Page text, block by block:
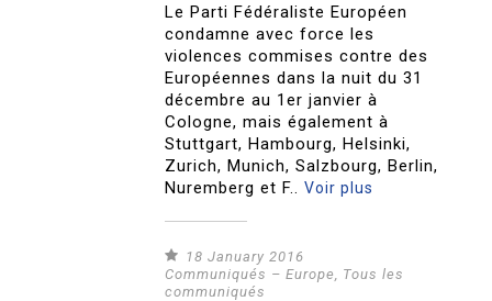
Le Parti Fédéraliste Européen
condamne avec force les
violences commises contre des
Européennes dans la nuit du 31
décembre au 1er janvier à
Cologne, mais également à
Stuttgart, Hambourg, Helsinki,
Zurich, Munich, Salzbourg, Berlin,
Nuremberg et F..Voir plus
18 January 2016
Communiqués – Europe
Tous les
communiqués